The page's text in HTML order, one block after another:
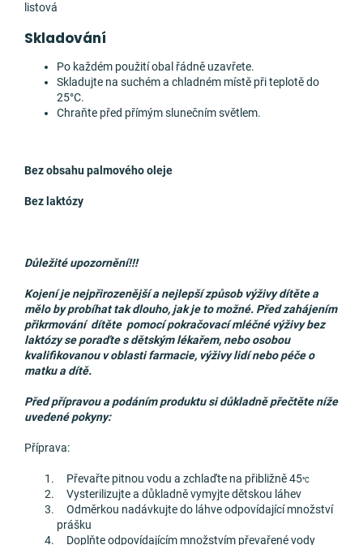
listová
Skladování
Po každém použití obal řádně uzavřete.
Skladujte na suchém a chladném místě při teplotě do
25°C.
Chraňte před přímým slunečním světlem.
Bez obsahu palmového oleje
Bez laktózy
Důležité upozornění!!!
Kojení je nejpřirozenější a nejlepší způsob výživy dítěte a
mělo by probíhat tak dlouho, jak je to možné. Před zahájením
přikrmování dítěte pomocí pokračovací mléčné výživy bez
laktózy se poraďte s dětským lékařem, nebo osobou
kvalifikovanou v oblasti farmacie, výživy lidí nebo péče o
matku a dítě.
Před přípravou a podáním produktu si důkladně přečtěte níže
uvedené pokyny:
Příprava:
Převařte pitnou vodu a zchlaďte na přibližně 45°C
Vysterilizujte a důkladně vymyjte dětskou láhev
Odměrkou nadávkujte do láhve odpovídající množství
prášku
Doplňte odpovídajícím množstvím převařené vody